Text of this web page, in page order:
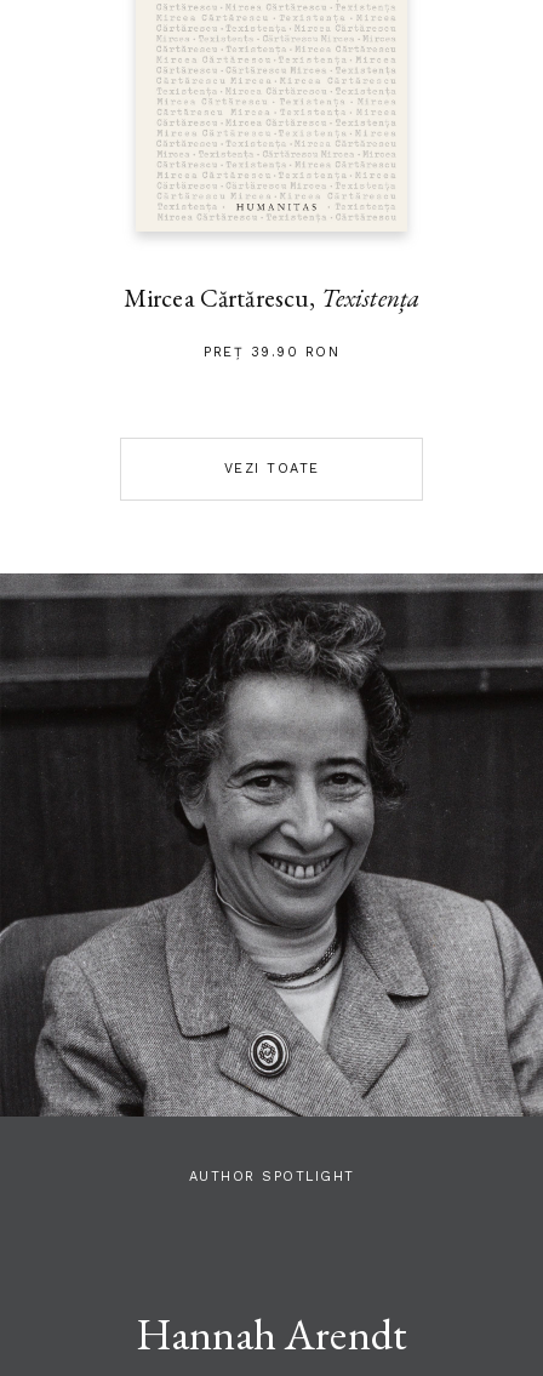
Mircea Cărtărescu, Texistența
PREȚ 39.90 RON
VEZI TOATE
AUTHOR SPOTLIGHT
Hannah Arendt